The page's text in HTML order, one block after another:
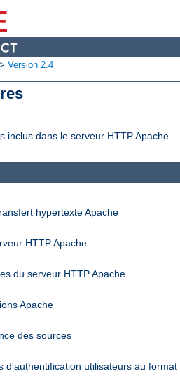
> Version 2.4
inclus dans le serveur HTTP Apache.
hypertexte Apache
HTTP Apache
du serveur HTTP Apache
Apache
des sources
d'authentification utilisateurs au